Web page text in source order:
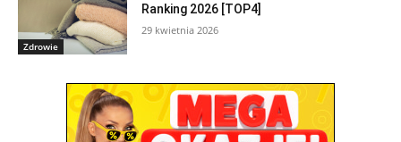
Zdrowie
Ranking 2026 [TOP4]
29 kwietnia 2026